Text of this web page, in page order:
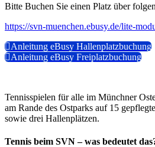
Bitte Buchen Sie einen Platz über
https://svn-muenchen.ebusy.de/lite-
Anleitung eBusy Hallenplatzbuchung
Anleitung eBusy Freiplatzbuchung
Tennisspielen für alle im Münchner
am Rande des Ostparks auf 15
sowie drei Hallenplätzen.
Tennis beim SVN – was bedeutet